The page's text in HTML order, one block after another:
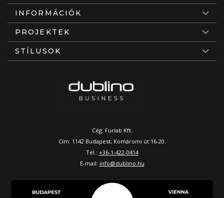
INFORMÁCIÓK
PROJEKTEK
STÍLUSOK
Cég: Furlab Kft.
Cím: 1142 Budapest, Komáromi út 16-20.
Tel.: +36-1-422-0414
E-mail: info@dublino.hu